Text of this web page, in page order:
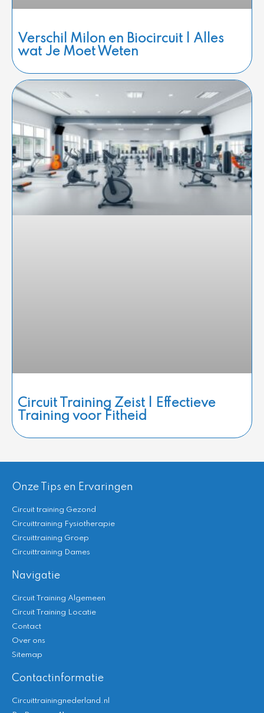
Verschil Milon en Biocircuit | Alles
wat Je Moet Weten
Circuit Training Zeist | Effectieve
Training voor Fitheid
Onze Tips en Ervaringen
Circuit training Gezond
Circuittraining Fysiotherapie
Circuittraining Groep
Circuittraining Dames
Navigatie
Circuit Training Algemeen
Circuit Training Locatie
Contact
Over ons
Sitemap
Contactinformatie
Circuittrainingnederland.nl